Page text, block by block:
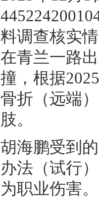
料调查核实
在青兰一路
撞，根据
骨折（远端
肢。
胡海鹏受到
办法（试行
为职业伤害。